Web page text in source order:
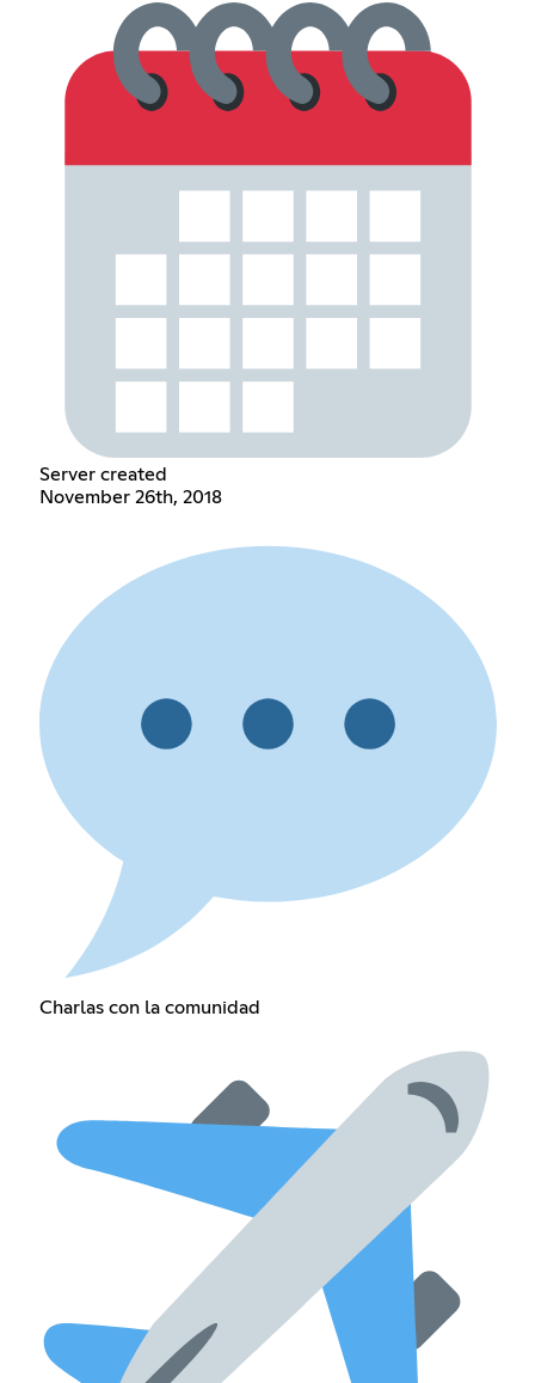
Server created
November 26th, 2018
Charlas con la comunidad